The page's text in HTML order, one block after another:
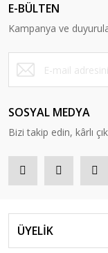
E-BÜLTEN
Kampanya ve
SOSYAL MEDYA
Bizi takip edin, kârlı
ÜYELİK